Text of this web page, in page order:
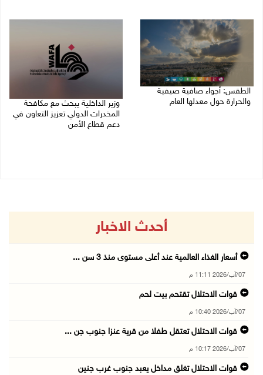
الطقس: أجواء صافية صيفية
والحرارة حول معدلها العام
وزير الداخلية يبحث مع مكافحة
المخدرات الدولي تعزيز التعاون في
دعم قطاع الأمن
أحدث الاخبار
أسعار الغذاء العالمية عند أعلى مستوى منذ 3 سن ...
07/آب/2026 11:11 م
قوات الاحتلال تقتحم بيت لحم
07/آب/2026 10:40 م
قوات الاحتلال تعتقل طفلا من قرية عنزا جنوب جن ...
07/آب/2026 10:17 م
قوات الاحتلال تغلق مداخل يعبد جنوب غرب جنين